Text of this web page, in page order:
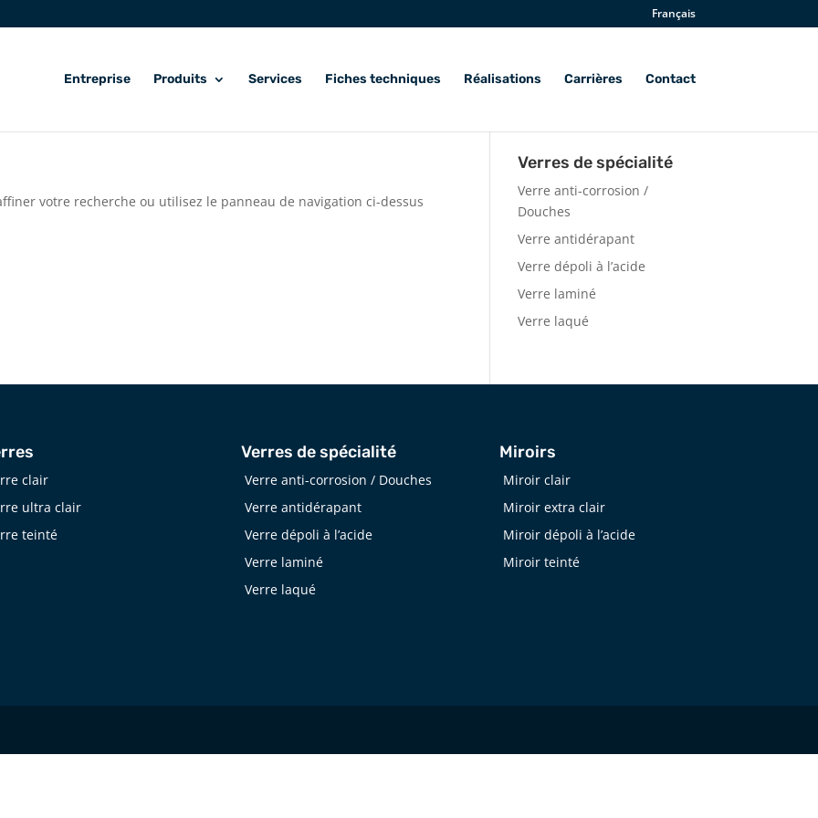
Français
Entreprise Produits Services Fiches techniques Réalisations Carrières Contact
votre recherche ou utilisez le panneau de navigation ci-dessus
Verres de spécialité
Verre anti-corrosion /
Douches
Verre antidérapant
Verre dépoli à l’acide
Verre laminé
Verre laqué
clair
ultra clair
teinté
Verres de spécialité
Verre anti-corrosion / Douches
Verre antidérapant
Verre dépoli à l’acide
Verre laminé
Verre laqué
Miroirs
Miroir clair
Miroir extra clair
Miroir dépoli à l’acide
Miroir teinté